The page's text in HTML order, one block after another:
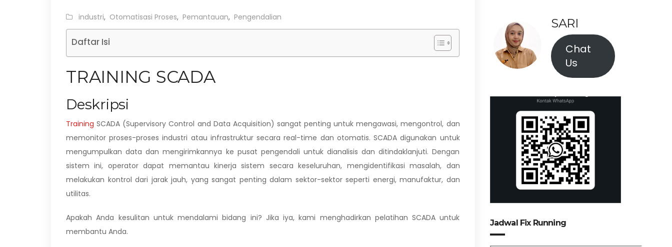
industri, Otomatisasi Proses, Pemantauan, Pengendalian
Daftar Isi
TRAINING SCADA
Deskripsi
Training SCADA (Supervisory Control and Data Acquisition) sangat penting untuk mengawasi, mengontrol, dan
memonitor proses-proses industri atau infrastruktur secara real-time dan otomatis. SCADA digunakan untuk
mengumpulkan data dan mengirimkannya ke pusat pengendali untuk dianalisis dan ditindaklanjuti. Dengan
sistem ini, operator dapat memantau kinerja sistem secara keseluruhan, mengidentifikasi masalah, dan
melakukan kontrol dari jarak jauh, yang sangat penting dalam sektor-sektor seperti energi, manufaktur, dan
utilitas.
Apakah Anda kesulitan untuk mendalami bidang ini? Jika iya, kami menghadirkan pelatihan SCADA untuk
membantu Anda.
SARI
Chat
Us
Jadwal Fix Running